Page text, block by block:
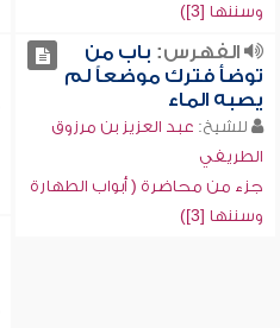
وسننها [3])
الفهرس: باب من
توضأ فترك موضعاً لم
يصبه الماء
للشيخ: عبد العزيز بن مرزوق
الطريفي
جزء من محاضرة ( أبواب الطهارة
وسننها [3])